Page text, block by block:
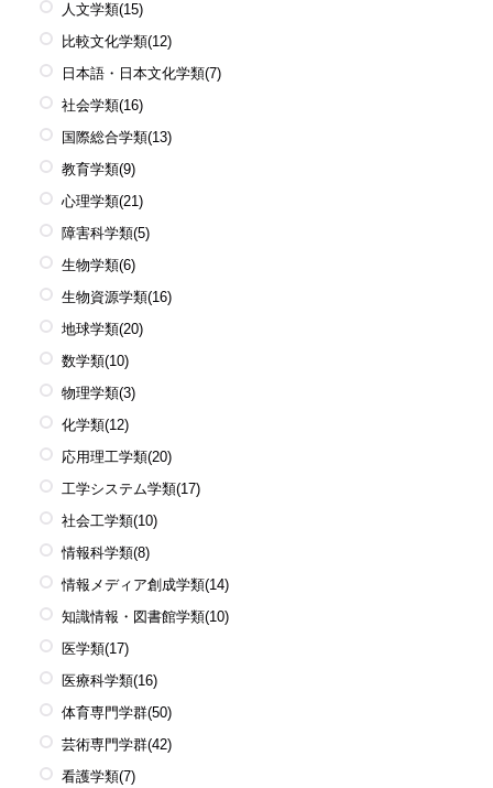
人文学類(15)
比較文化学類(12)
日本語・日本文化学類(7)
社会学類(16)
国際総合学類(13)
教育学類(9)
心理学類(21)
障害科学類(5)
生物学類(6)
生物資源学類(16)
地球学類(20)
数学類(10)
物理学類(3)
化学類(12)
応用理工学類(20)
工学システム学類(17)
社会工学類(10)
情報科学類(8)
情報メディア創成学類(14)
知識情報・図書館学類(10)
医学類(17)
医療科学類(16)
体育専門学群(50)
芸術専門学群(42)
看護学類(7)